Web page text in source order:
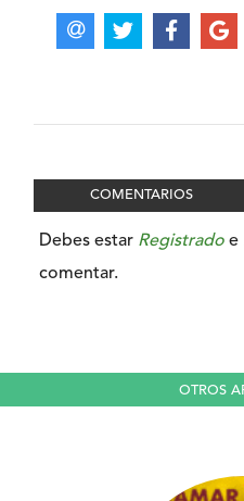
COMENTARIOS
Debes estar Registrado e
comentar.
OTROS